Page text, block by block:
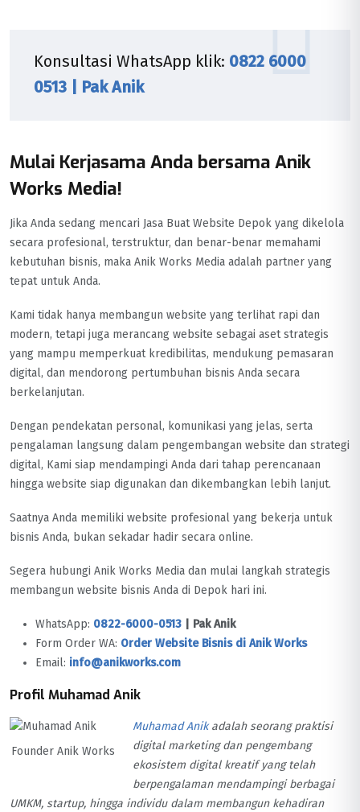
Konsultasi WhatsApp klik: 0822 6000
0513 | Pak Anik
Mulai Kerjasama Anda bersama Anik
Works Media!
Jika Anda sedang mencari Jasa Buat Website Depok yang dikelola
secara profesional, terstruktur, dan benar-benar memahami
kebutuhan bisnis, maka Anik Works Media adalah partner yang
tepat untuk Anda.
Kami tidak hanya membangun website yang terlihat rapi dan
modern, tetapi juga merancang website sebagai aset strategis
yang mampu memperkuat kredibilitas, mendukung pemasaran
digital, dan mendorong pertumbuhan bisnis Anda secara
berkelanjutan.
Dengan pendekatan personal, komunikasi yang jelas, serta
pengalaman langsung dalam pengembangan website dan strategi
digital, Kami siap mendampingi Anda dari tahap perencanaan
hingga website siap digunakan dan dikembangkan lebih lanjut.
Saatnya Anda memiliki website profesional yang bekerja untuk
bisnis Anda, bukan sekadar hadir secara online.
Segera hubungi Anik Works Media dan mulai langkah strategis
membangun website bisnis Anda di Depok hari ini.
WhatsApp: 0822-6000-0513 | Pak Anik
Form Order WA: Order Website Bisnis di Anik Works
Email: info@anikworks.com
Profil Muhamad Anik
Founder Anik Works
Muhamad Anikadalah seorang praktisi
digital marketing dan pengembang
ekosistem digital kreatif yang telah
berpengalaman mendampingi berbagai
UMKM, startup, hingga individu dalam membangun kehadiran